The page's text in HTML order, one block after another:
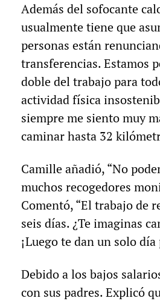
Además del sofocante
usualmente tiene que
personas están
transferencias. Estamos
doble del trabajo para
actividad física
siempre me siento muy
caminar hasta 32
Camille añadió, “No
muchos recogedores
Comentó, “El trabajo de
seis días. ¿Te imaginas
¡Luego te dan un solo
Debido a los bajos
con sus padres. Explicó